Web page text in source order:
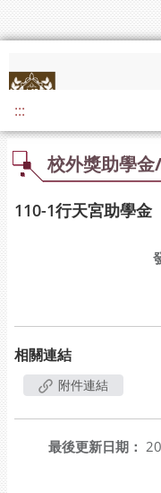
:::
校外獎助學
110-1行天宮助學金
相關連結
附件連結
最後更新日期：